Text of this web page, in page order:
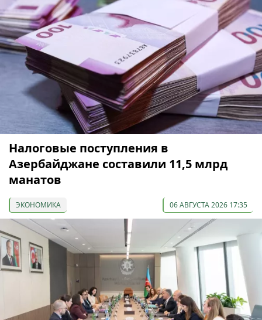
Налоговые поступления в
Азербайджане составили 11,5 млрд
манатов
ЭКОНОМИКА 06 АВГУСТА 2026 17:35